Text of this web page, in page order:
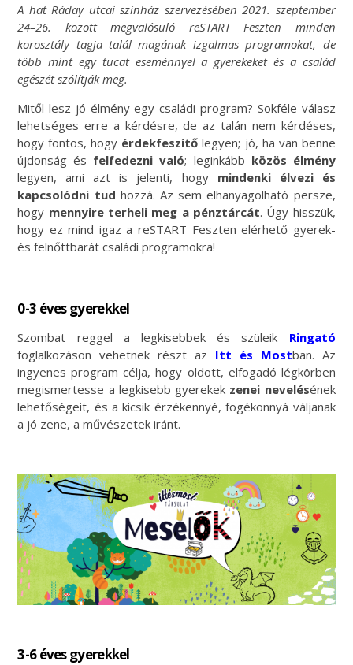
A hat Ráday utcai színház szervezésében 2021. szeptember
24–26. között megvalósuló reSTART Feszten minden
korosztály tagja talál magának izgalmas programokat, de
több mint egy tucat eseménnyel a gyerekeket és a család
egészét szólítják meg.
Mitől lesz jó élmény egy családi program? Sokféle válasz
lehetséges erre a kérdésre, de az talán nem kérdéses,
hogy fontos, hogy érdekfeszítőlegyen; jó, ha van benne
újdonság és felfedezni való; leginkább közös élmény
legyen, ami azt is jelenti, hogy mindenki élvezi és
kapcsolódni tud hozzá. Az sem elhanyagolható persze,
hogy mennyire terheli meg a pénztárcát. Úgy hisszük,
hogy ez mind igaz a reSTART Feszten elérhető gyerek-
és felnőttbarát családi programokra!
0-3 éves gyerekkel
Szombat reggel a legkisebbek és szüleik Ringató
foglalkozáson vehetnek részt az Itt és Mostban. Az
ingyenes program célja, hogy oldott, elfogadó légkörben
megismertesse a legkisebb gyerekek zenei nevelésének
lehetőségeit, és a kicsik érzékennyé, fogékonnyá váljanak
a jó zene, a művészetek iránt.
3-6 éves gyerekkel